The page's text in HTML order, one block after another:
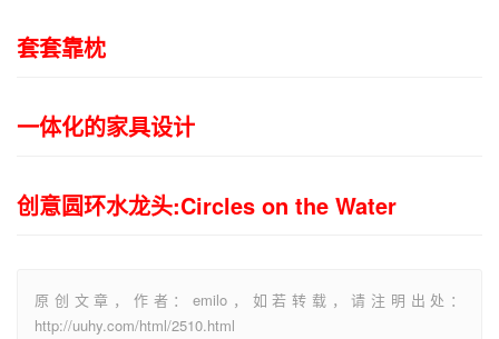
套套靠枕
一体化的家具设计
创意圆环水龙头:Circles on the Water
原创文章，作者：emilo，如若转载，请注明出处：
http://uuhy.com/html/2510.html